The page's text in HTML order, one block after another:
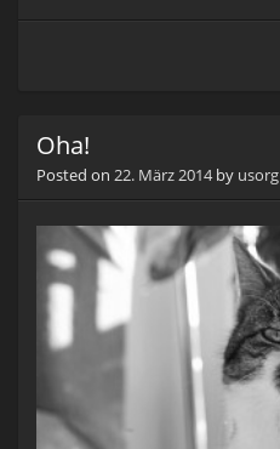
Oha!
Posted on 22. März 2014by usorg